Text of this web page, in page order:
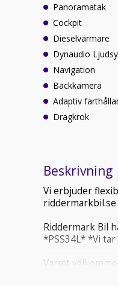
Panoramatak
Cockpit
Dieselvärmare
Dynaudio
Navigation
Backkamera
Adaptiv
Dragkrok
Beskrivning
Vi erbjuder
Riddermark Bil
*PSS34L* *Vi
Varmt